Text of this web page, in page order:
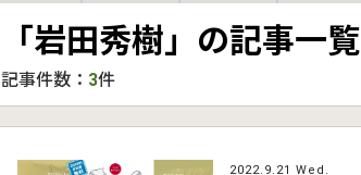
「岩田秀樹」の記事一覧
記事件数： 3件
2022.9.21 Wed.